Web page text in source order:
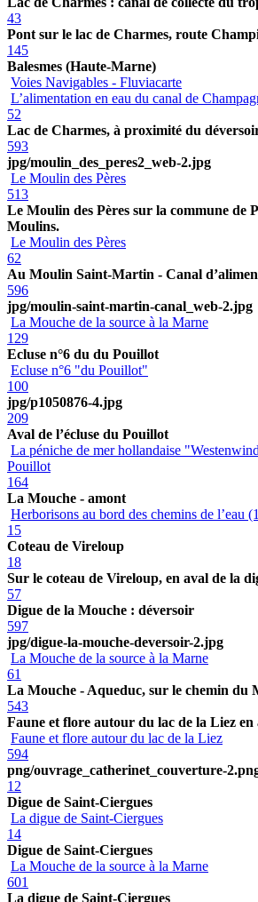
43
Pont sur le lac de Charmes, route
145
Balesmes (Haute-Marne)
Voies Navigables - Fluviacarte
L’alimentation en eau du canal de
52
Lac de Charmes, à proximité du
593
jpg/moulin_des_peres2_web-2.jpg
Le Moulin des Pères
513
Le Moulin des Pères sur la commune de
Moulins.
Le Moulin des Pères
62
Au Moulin Saint-Martin - Canal
596
jpg/moulin-saint-martin-canal_web-2.jpg
La Mouche de la source à la Marne
129
Ecluse n°6 du du Pouillot
Ecluse n°6 "du Pouillot"
100
jpg/p1050876-4.jpg
209
Aval de l’écluse du Pouillot
La péniche de mer hollandaise
Pouillot
164
La Mouche - amont
Herborisons au bord des chemins de l’eau
15
Coteau de Vireloup
18
Sur le coteau de Vireloup, en aval de la
57
Digue de la Mouche : déversoir
597
jpg/digue-la-mouche-deversoir-2.jpg
La Mouche de la source à la Marne
61
La Mouche - Aqueduc, sur le chemin du
543
Faune et flore autour du lac de la Liez en
Faune et flore autour du lac de la Liez
594
png/ouvrage_catherinet_couverture-
12
Digue de Saint-Ciergues
La digue de Saint-Ciergues
14
Digue de Saint-Ciergues
La Mouche de la source à la Marne
601
La digue de Saint-Ciergues